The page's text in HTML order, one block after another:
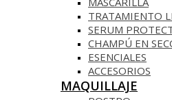
TRATAMIENTO
SERUM
CHAMPÚ EN
ESENCIALES
ACCESORIOS
MAQUILLAJE